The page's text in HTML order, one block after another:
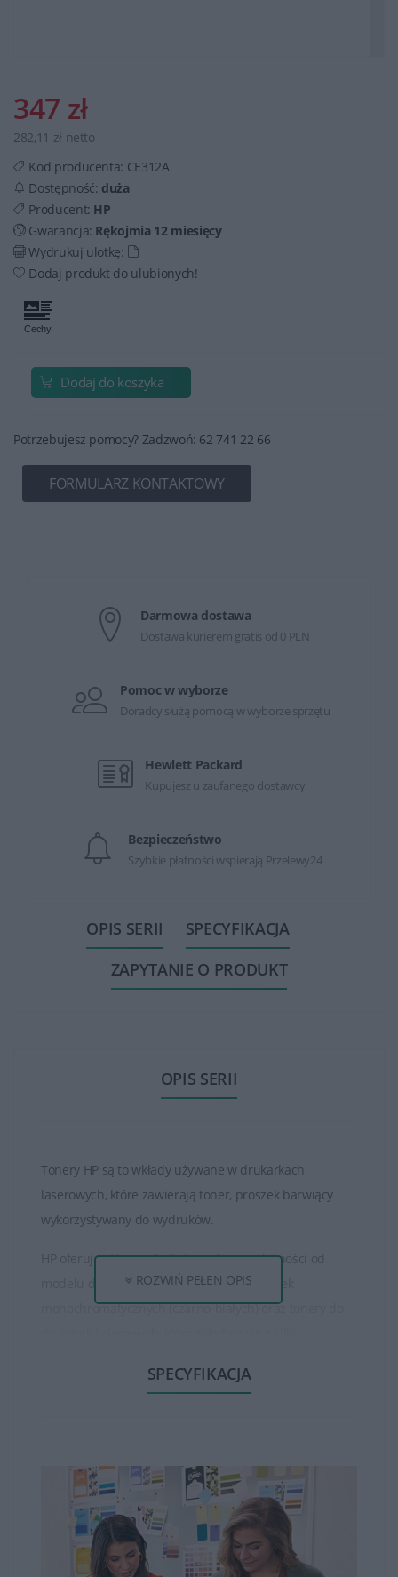
347 zł
282,11 zł netto
Kod producenta: CE312A
Dostępność: duża
Producent: HP
Gwarancja: Rękojmia 12 miesięcy
Wydrukuj ulotkę:
Dodaj produkt do ulubionych!
Dodaj do koszyka
Potrzebujesz pomocy? Zadzwoń: 62 741 22 66
FORMULARZ KONTAKTOWY
Darmowa dostawa
Dostawa kurierem gratis od 0 PLN
Pomoc w wyborze
Doradcy służą pomocą w wyborze sprzętu
Hewlett Packard
Kupujesz u zaufanego dostawcy
Bezpieczeństwo
Szybkie płatności wspierają Przelewy24
OPIS SERII
SPECYFIKACJA
ZAPYTANIE O PRODUKT
OPIS SERII
Tonery HP są to wkłady używane w drukarkach
laserowych, które zawierają toner, proszek barwiący
wykorzystywany do wydruków.
HP oferuje różne rodzaje tonerów, w zależności od
modelu drukarki. Istnieją tonery do drukarek
monochromatycznych (czarno-białych) oraz tonery do
Tonery HP są dostępne w różnych pojemnościach, od
standardowe, co jest korzystne dla osób, które drukują
dużo dokumentów.
Tonery HP zapewniają wysoką jakość wydruku, oferując
ostre, wyraźne teksty oraz wysokiej jakości obrazy czy
ROZWIŃ PEŁEN OPIS
SPECYFIKACJA